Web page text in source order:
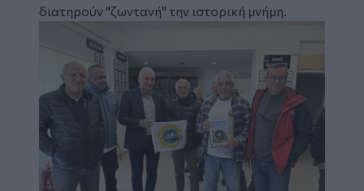
διατηρούν "ζωντανή" την ιστορική μνήμη.